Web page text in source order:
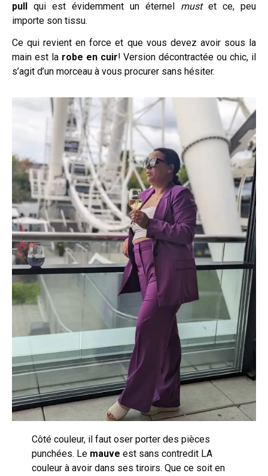
pull
qui est évidemment un éternel mustet ce, peu
importe son tissu.
Ce qui revient en force et que vous devez avoir sous la
main est la robe en cuir! Version décontractée ou chic, il
s’agit d’un morceau à vous procurer sans hésiter.
Côté couleur, il faut oser porter des pièces
punchées. Le mauve est sans contredit LA
couleur à avoir dans ses tiroirs. Que ce soit en